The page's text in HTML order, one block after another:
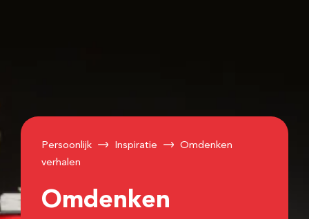
Persoonlijk Inspiratie
Omdenken
verhalen
Omdenken